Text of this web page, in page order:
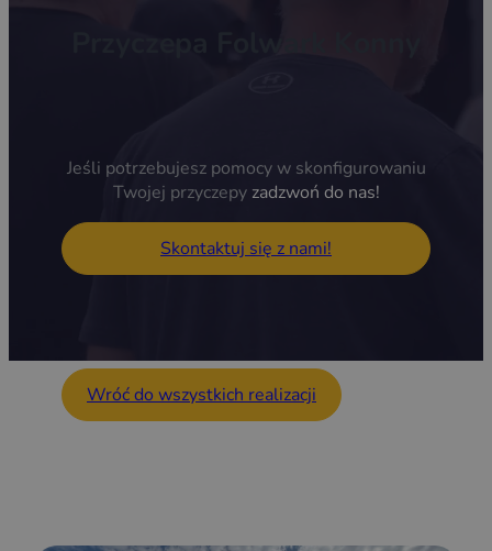
Jeśli potrzebujesz pomocy w skonfigurowaniu
Twojej przyczepy zadzwoń do nas!
Skontaktuj się z nami!
Wróć do wszystkich realizacji